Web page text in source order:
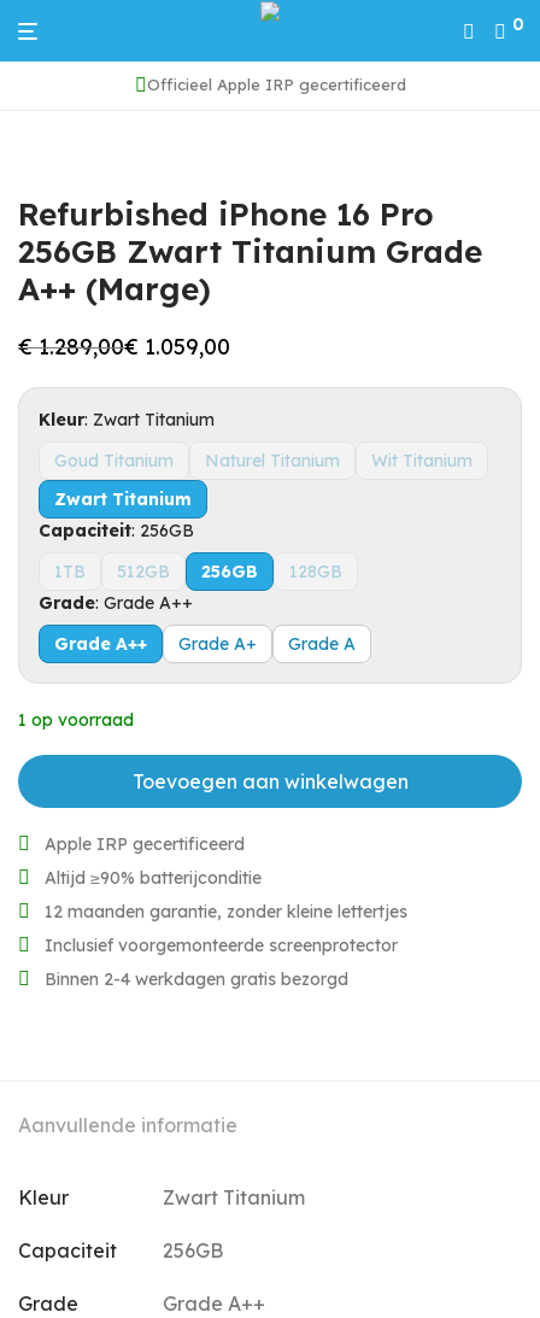
0
Officieel Apple IRP gecertificeerd
iPhone 16 Pro / Refurbished iPhone 16 Pro 256GB Zwart Titanium Grade A++ (Marge)
Refurbished iPhone 16 Pro
256GB Zwart Titanium Grade
A++ (Marge)
€1.289,00
Oorspronkelijke
was:
€ 1.289,00.
€ 1.059,00
Huidige
is:
€ 1.059,00.
Kleur: Zwart Titanium
Goud Titanium
Naturel Titanium
Wit Titanium
Zwart Titanium
Capaciteit: 256GB
1TB
512GB 256GB
128GB
Grade: Grade A++
Grade A++
Grade A+ Grade A
1 op voorraad
Toevoegen aan winkelwagen
Apple IRP gecertificeerd
Altijd ≥90% batterijconditie
12 maanden garantie, zonder kleine lettertjes
Inclusief voorgemonteerde screenprotector
Binnen 2-4 werkdagen gratis bezorgd
Aanvullende informatie
Kleur Zwart Titanium
Capaciteit 256GB
Grade Grade A++